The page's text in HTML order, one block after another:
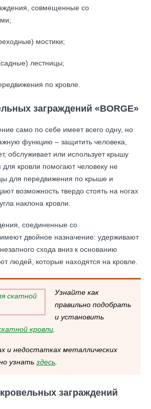
совмещенные со
мостики;
лестницы;
по кровле.
заграждений «BORGE»
само по себе имеет всего одну, но
функцию – защитить человека,
обслуживает или использует крышу
кровли помогают человеку не
для передвижения по крыше и
возможность твердо стоять на ногах
наклона кровли.
соединенные со
двойное назначение: удерживают
схода вниз к основанию
людей, которые находятся на кровле.
Узнайте как
правильно подобрать
и установить
кровли
и недостатках металлических
узнать здесь
заграждений